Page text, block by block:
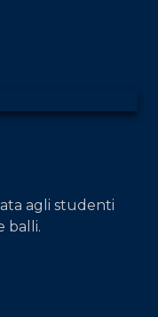
agli studenti
balli.